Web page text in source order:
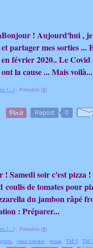
Bonjour ! Aujourd'hui , je
et partager mes sorties ...
en février 2020.. Le Covid
ont la cause ... Mais voilà...
[…] - Permalien [#]
Repost
0
! Samedi soir c'est pizza
coulis de tomates pour
du jambon râpé
: Préparer...
[…] - Permalien [#]
, sauce tomates, pizzas, TM 5, TM